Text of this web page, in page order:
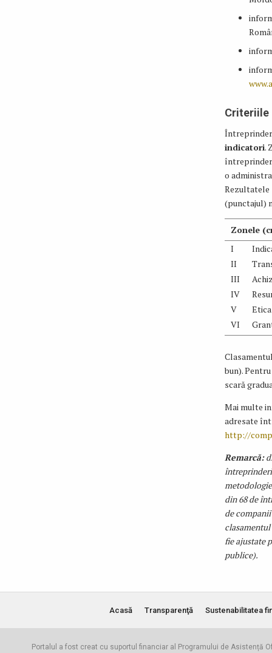
Criteriile
indicatori.
o
Rezultatele
(punctajul)
Zonele
I
II
III
IV
V
VI
bun).
scară
Mai multe
adresate
http://
Remarcă:
din 68 de
de
fie ajustate
publice).
Acasă Transparenţă Sustenabilitatea
Portalul a fost creat cu suportul financiar al Programului de Asistență